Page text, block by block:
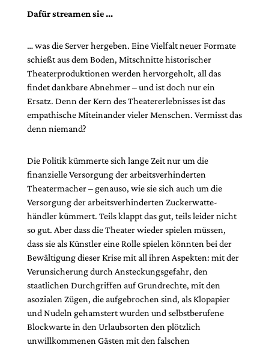
Dafür streamen sie …
… was die Server hergeben. Eine Vielfalt neuer Formate
schießt aus dem Boden, Mitschnitte historischer
Theaterproduktionen werden hervorgeholt, all das
findet dankbare Abnehmer – und ist doch nur ein
Ersatz. Denn der Kern des Thea­tererlebnisses ist das
empathische Mit­einander vieler Menschen. Vermisst das
denn niemand?
Die Politik kümmerte sich lange Zeit nur um die
finanzielle Versorgung der arbeitsverhinderten
Theatermacher – genauso, wie sie sich auch um die
Versorgung der arbeitsverhinderten Zuckerwatte­
händler kümmert. Teils klappt das gut, teils leider nicht
so gut. Aber dass die Theater wieder spielen müssen,
dass sie als Künstler eine Rolle spielen könnten bei der
Bewältigung dieser Krise mit all ihren Aspekten: mit der
Verunsicherung durch Ansteckungsgefahr, den
staatlichen Durchgriffen auf Grundrechte, mit den
asozialen Zügen, die aufgebrochen sind, als Klopapier
und Nudeln gehamstert wurden und selbstberufene
Blockwarte in den Urlaubsorten den plötzlich
unwillkommenen Gästen mit den falschen